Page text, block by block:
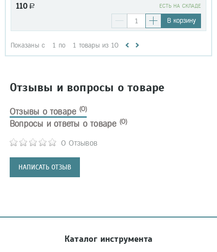
110 a EСТЬ НА СКЛАДЕ
В корзину
Показаны с 1 по 1 товары из 10
Отзывы и вопросы о товаре
Отзывы о товаре (0)
0 Отзывов
НАПИСАТЬ ОТЗЫВ
Вопросы и ответы о товаре (0)
Каталог инструмента